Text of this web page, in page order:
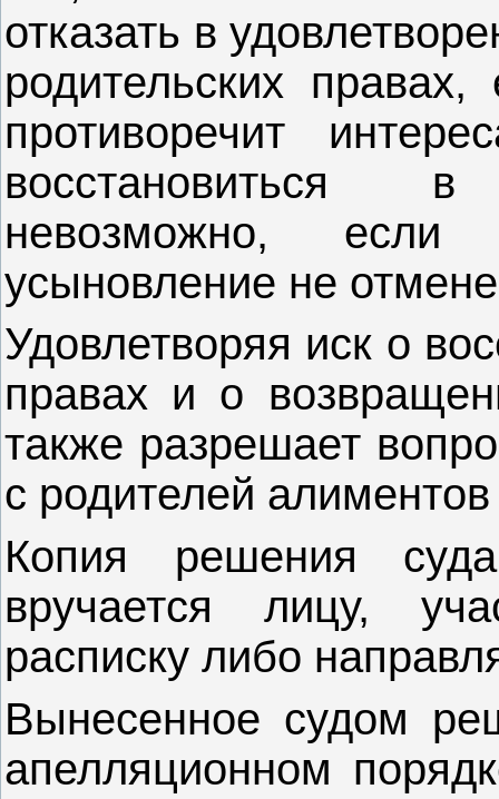
отказать в
родительских
противоречит
восстановиться
невозможно,
усыновление не
Удовлетворяя иск о
правах и о
также разрешает
с родителей
Копия решения
вручается лицу,
расписку либо
Вынесенное судом
апелляционном